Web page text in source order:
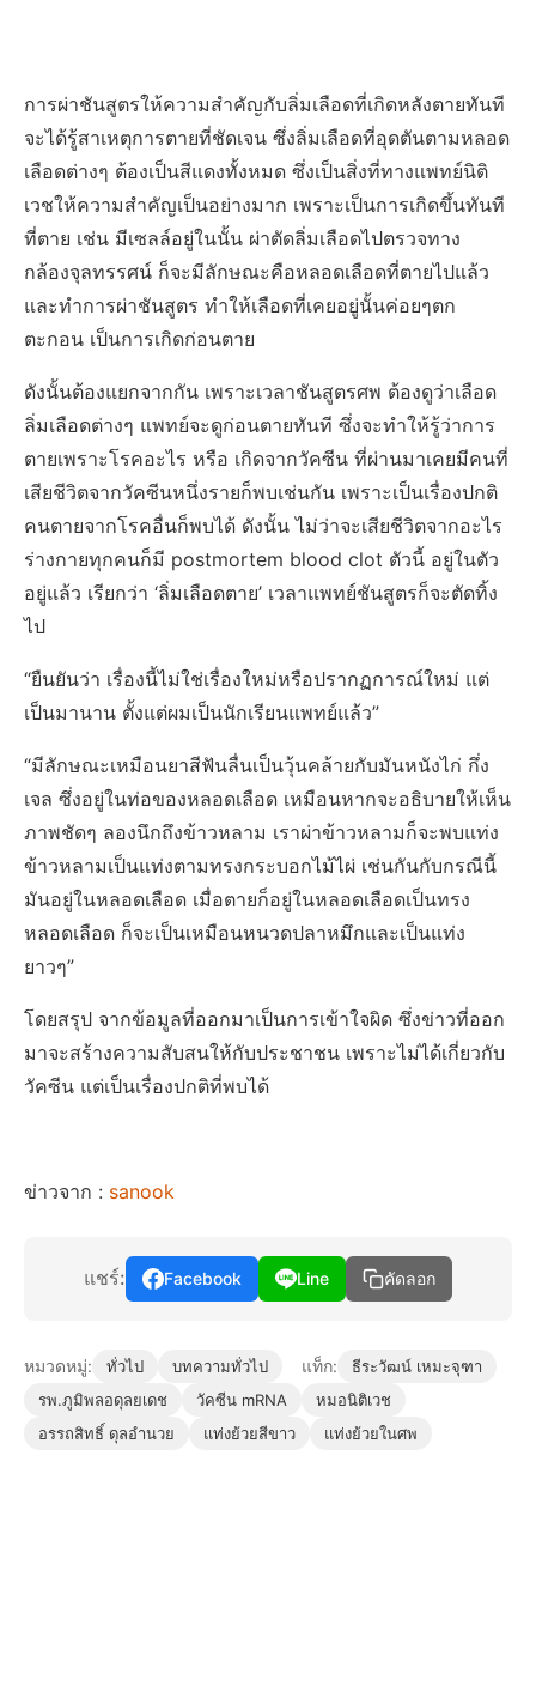
การผ่าชันสูตรให้ความสำคัญกับลิ่มเลือดที่เกิดหลังตายทันที
จะได้รู้สาเหตุการตายที่ชัดเจน ซึ่งลิ่มเลือดที่อุดตันตามหลอด
เลือดต่างๆ ต้องเป็นสีแดงทั้งหมด ซึ่งเป็นสิ่งที่ทางแพทย์นิติ
เวชให้ความสำคัญเป็นอย่างมาก เพราะเป็นการเกิดขึ้นทันที
ที่ตาย เช่น มีเซลล์อยู่ในนั้น ผ่าตัดลิ่มเลือดไปตรวจทาง
กล้องจุลทรรศน์ ก็จะมีลักษณะคือหลอดเลือดที่ตายไปแล้ว
และทำการผ่าชันสูตร ทำให้เลือดที่เคยอยู่นั้นค่อยๆตก
ตะกอน เป็นการเกิดก่อนตาย
ดังนั้นต้องแยกจากกัน เพราะเวลาชันสูตรศพ ต้องดูว่าเลือด
ลิ่มเลือดต่างๆ แพทย์จะดูก่อนตายทันที ซึ่งจะทำให้รู้ว่าการ
ตายเพราะโรคอะไร หรือ เกิดจากวัคซีน ที่ผ่านมาเคยมีคนที่
เสียชีวิตจากวัคซีนหนึ่งรายก็พบเช่นกัน เพราะเป็นเรื่องปกติ
คนตายจากโรคอื่นก็พบได้ ดังนั้น ไม่ว่าจะเสียชีวิตจากอะไร
ร่างกายทุกคนก็มี postmortem blood clot ตัวนี้ อยู่ในตัว
อยู่แล้ว เรียกว่า ‘ลิ่มเลือดตาย’ เวลาแพทย์ชันสูตรก็จะตัดทิ้ง
ไป
“ยืนยันว่า เรื่องนี้ไม่ใช่เรื่องใหม่หรือปรากฏการณ์ใหม่ แต่
เป็นมานาน ตั้งแต่ผมเป็นนักเรียนแพทย์แล้ว”
“มีลักษณะเหมือนยาสีฟันลื่นเป็นวุ้นคล้ายกับมันหนังไก่ กึ่ง
เจล ซึ่งอยู่ในท่อของหลอดเลือด เหมือนหากจะอธิบายให้เห็น
ภาพชัดๆ ลองนึกถึงข้าวหลาม เราผ่าข้าวหลามก็จะพบแท่ง
ข้าวหลามเป็นแท่งตามทรงกระบอกไม้ไผ่ เช่นกันกับกรณีนี้
มันอยู่ในหลอดเลือด เมื่อตายก็อยู่ในหลอดเลือดเป็นทรง
หลอดเลือด ก็จะเป็นเหมือนหนวดปลาหมึกและเป็นแท่ง
ยาวๆ”
โดยสรุป จากข้อมูลที่ออกมาเป็นการเข้าใจผิด ซึ่งข่าวที่ออก
มาจะสร้างความสับสนให้กับประชาชน เพราะไม่ได้เกี่ยวกับ
วัคซีน แต่เป็นเรื่องปกติที่พบได้
ข่าวจาก : sanook
แชร์: Facebook Line คัดลอก
หมวดหมู่: ทั่วไป บทความทั่วไป แท็ก:
ธีระวัฒน์ เหมะจุฑา
รพ.ภูมิพลอดุลยเดช
วัคซีน mRNA
หมอนิติเวช
อรรถสิทธิ์ ดุลอำนวย
แท่งย้วยสีขาว แท่งย้วยในศพ